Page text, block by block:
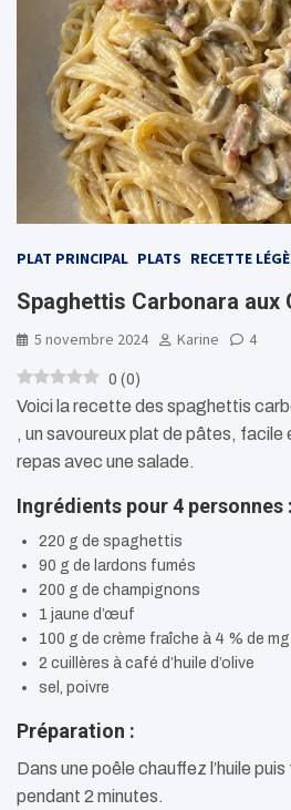
PLAT PRINCIPAL PLATS RECETTE
Spaghettis Carbonara aux
5 novembre 2024 Karine 4
0 (0)
Voici la recette des spaghettis
, un savoureux plat de pâtes, facile
repas avec une salade.
Ingrédients pour 4 personnes
220 g de spaghettis
90 g de lardons fumés
200 g de champignons
1 jaune d’œuf
100 g de crème fraîche à 4 % de mg
2 cuillères à café d’huile d’olive
sel, poivre
Préparation :
Dans une poêle chauffez l’huile
pendant 2 minutes.